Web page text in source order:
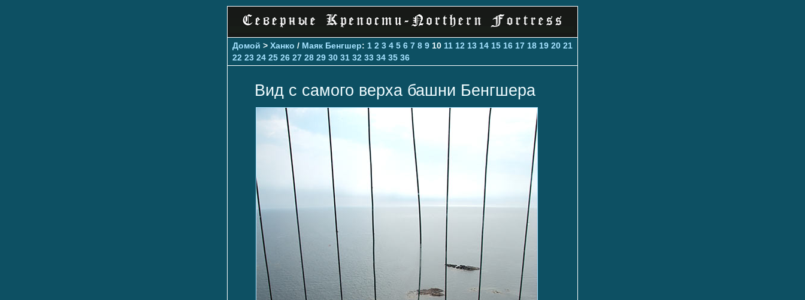
Домой > Ханко / Маяк Бенгшер: 1 2 3 4 5 6 7 8 9 10 11 12 13 14 15 16 17 18 19 20 21
22 23 24 25 26 27 28 29 30 31 32 33 34 35 36
Вид с самого верха башни Бенгшера